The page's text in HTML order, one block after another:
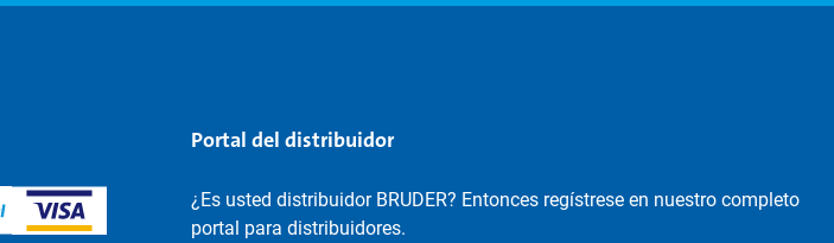
Portal del distribuidor
¿Es usted distribuidor BRUDER? Entonces regístrese en nuestro completo
portal para distribuidores.